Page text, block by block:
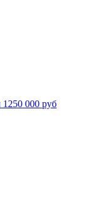
000 руб